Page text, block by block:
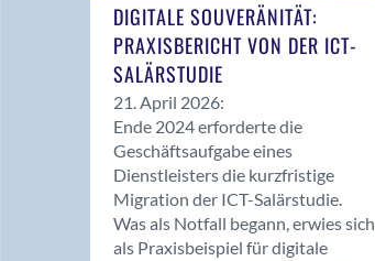
DIGITALE SOUVERÄNITÄT:
PRAXISBERICHT VON DER ICT-
SALÄRSTUDIE
21. April 2026:
Ende 2024 erforderte die
Geschäftsaufgabe eines
Dienstleisters die kurzfristige
Migration der ICT-Salärstudie.
Was als Notfall begann, erwies sich
als Praxisbeispiel für digitale